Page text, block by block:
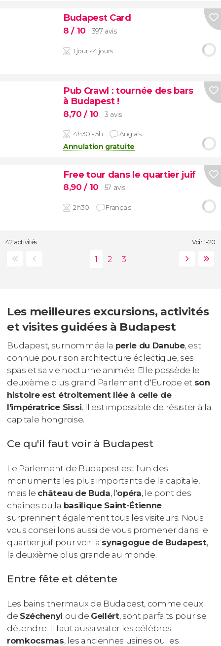
Budapest Card
8/ 10 397 avis
1 jour - 4 jours
Pub Crawl : tournée des bars
à Budapest !
8,70/ 10 3 avis
4h30 - 5h Anglais
Annulation gratuite
Free tour dans le quartier juif
8,90/ 10 57 avis
2h30 Français
42 activités Voir 1-20
Les meilleures excursions, activités
et visites guidées à Budapest
Budapest, surnommée la perle du Danube, est
connue pour son architecture éclectique, ses
spas et sa vie nocturne animée. Elle possède le
deuxième plus grand Parlement d'Europe et son
histoire est étroitement liée à celle de
l'impératrice Sissi. Il est impossible de résister à la
capitale hongroise.
Ce qu'il faut voir à Budapest
Le Parlement de Budapest est l'un des
monuments les plus importants de la capitale,
mais le château de Buda, l'opéra, le pont des
chaînes ou la basilique Saint-Étienne
surprennent également tous les visiteurs. Nous
vous conseillons aussi de vous promener dans le
quartier juif pour voir la synagogue de Budapest,
la deuxième plus grande au monde.
Entre fête et détente
Les bains thermaux de Budapest, comme ceux
de Széchenyi ou de Gellért, sont parfaits pour se
détendre. Il faut aussi visiter les célèbres
romkocsmas, les anciennes usines ou les